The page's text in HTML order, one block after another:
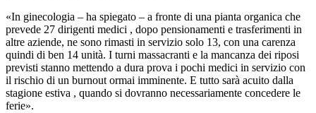
«In ginecologia – ha spiegato – a fronte di una pianta organica che
prevede 27 dirigenti medici , dopo pensionamenti e trasferimenti in
altre aziende, ne sono rimasti in servizio solo 13, con una carenza
quindi di ben 14 unità. I turni massacranti e la mancanza dei riposi
previsti stanno mettendo a dura prova i pochi medici in servizio con
il rischio di un burnout ormai imminente. E tutto sarà acuito dalla
stagione estiva , quando si dovranno necessariamente concedere le
ferie».